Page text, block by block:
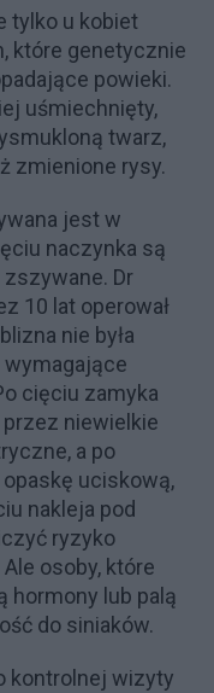
tylko u kobiet
które genetycznie
powieki.
uśmiechnięty,
twarz,
zmienione rysy.
jest w
naczynka są
zszywane. Dr
10 lat operował
nie była
cięciu zamyka
niewielkie
a po
uciskową,
nakleja pod
ryzyko
osoby, które
hormony lub palą
do siniaków.
kontrolnej wizyty